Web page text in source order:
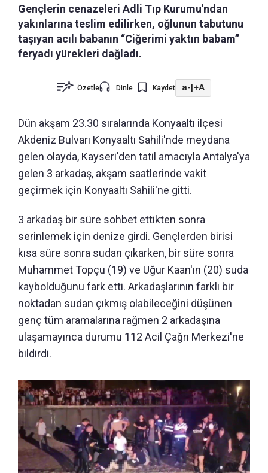
Gençlerin cenazeleri Adli Tıp Kurumu'ndan
yakınlarına teslim edilirken, oğlunun tabutunu
taşıyan acılı babanın “Ciğerimi yaktın babam”
feryadı yürekleri dağladı.
Özetle Dinle Kaydet a- +A
Dün akşam 23.30 sıralarında Konyaaltı ilçesi
Akdeniz Bulvarı Konyaaltı Sahili'nde meydana
gelen olayda, Kayseri'den tatil amacıyla Antalya'ya
gelen 3 arkadaş, akşam saatlerinde vakit
geçirmek için Konyaaltı Sahili'ne gitti.
3 arkadaş bir süre sohbet ettikten sonra
serinlemek için denize girdi. Gençlerden birisi
kısa süre sonra sudan çıkarken, bir süre sonra
Muhammet Topçu (19) ve Uğur Kaan'ın (20) suda
kaybolduğunu fark etti. Arkadaşlarının farklı bir
noktadan sudan çıkmış olabileceğini düşünen
genç tüm aramalarına rağmen 2 arkadaşına
ulaşamayınca durumu 112 Acil Çağrı Merkezi'ne
bildirdi.